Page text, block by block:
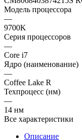
Модель процессора
—
9700K
Серия процессоров
—
Core i7
Ядро (наименование)
—
Coffee Lake R
Техпроцесс (нм)
—
14 нм
Все характеристики
Описание